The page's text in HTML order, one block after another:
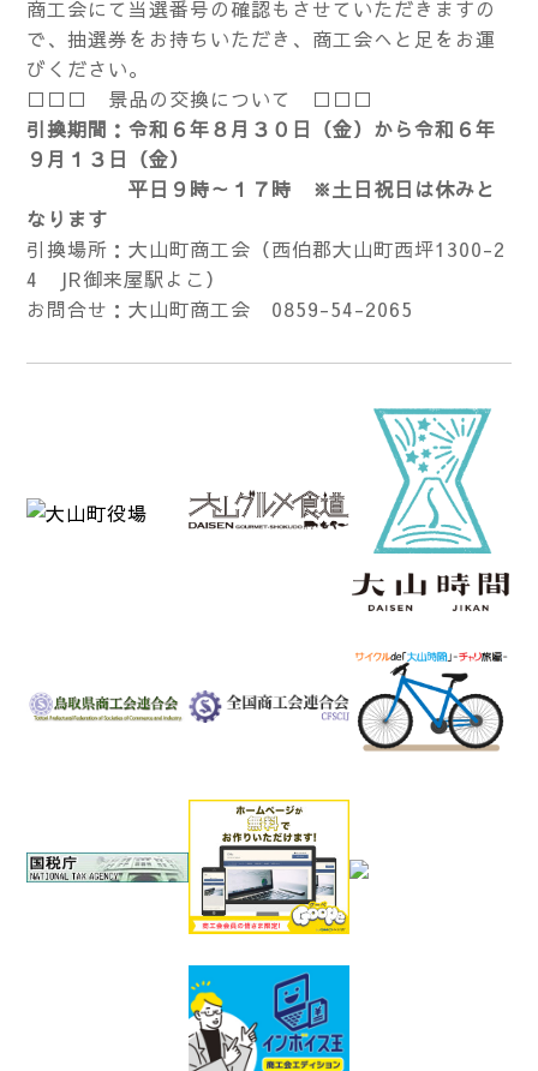
商工会にて当選番号の確認もさせていただきますの
で、抽選券をお持ちいただき、商工会へと足をお運
びください。
□□□ 景品の交換について □□□
引換期間：令和６年８月３０日（金）から令和６年
９月１３日（金）
平日９時～１７時 ※土日祝日は休みと
なります
引換場所：大山町商工会（西伯郡大山町西坪1300-2
4 JR御来屋駅よこ）
お問合せ：大山町商工会 0859-54-2065